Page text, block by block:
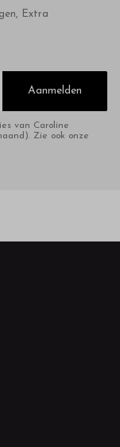
Extra
Aanmelden
van Caroline
Zie ook onze